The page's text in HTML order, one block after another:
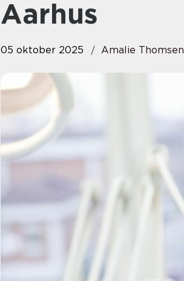
Aarhus
05 oktober 2025 Amalie Thomsen